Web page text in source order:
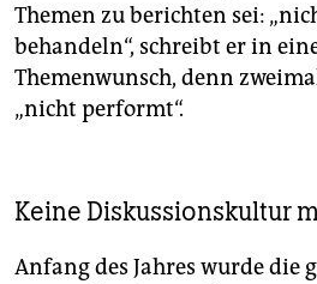
Themen zu berichten sei:
behandeln“, schreibt er in
Themenwunsch, denn
„nicht performt“.
Keine Diskussionskultur
Anfang des Jahres wurde die